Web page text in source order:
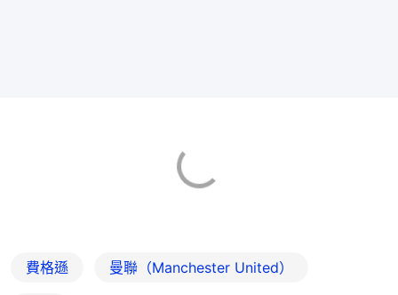
費格遜 曼聯（Manchester United）